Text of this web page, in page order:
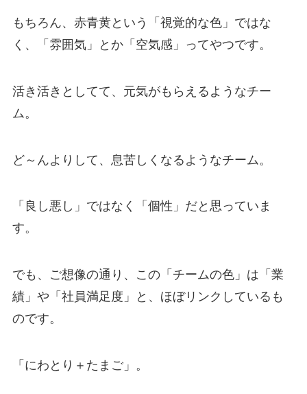
もちろん、赤青黄という「視覚的な色」ではな
く、「雰囲気」とか「空気感」ってやつです。
活き活きとしてて、元気がもらえるようなチー
ム。
ど～んよりして、息苦しくなるようなチーム。
「良し悪し」ではなく「個性」だと思っていま
す。
でも、ご想像の通り、この「チームの色」は「業
績」や「社員満足度」と、ほぼリンクしているも
のです。
「にわとり＋たまご」。